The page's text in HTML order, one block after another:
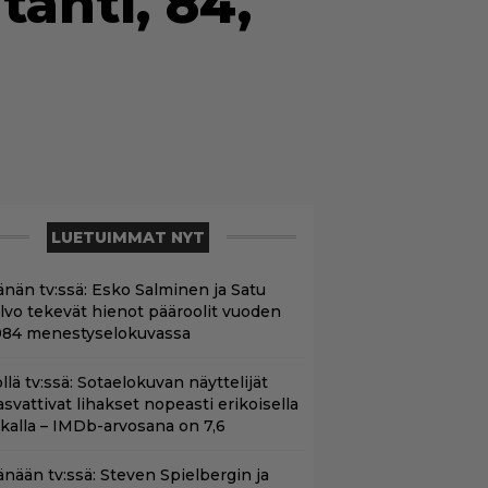
LUETUIMMAT NYT
tv:ssä: Esko Salminen ja Satu
tekevät hienot pääroolit vuoden
menestyselokuvassa
tv:ssä: Sotaelokuvan näyttelijät
lihakset nopeasti erikoisella
– IMDb-arvosana on 7,6
tv:ssä: Steven Spielbergin ja